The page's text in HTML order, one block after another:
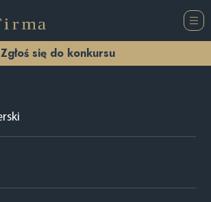
Zgłoś się do konkursu